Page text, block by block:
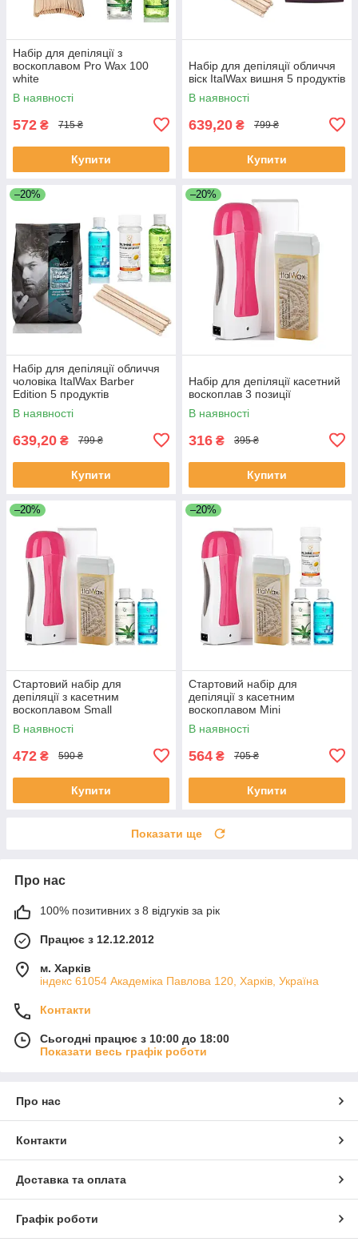
Набір для депіляції з
воскоплавом Pro Wax 100
white
В наявності
572 ₴ 715 ₴
Купити
Набір для депіляції обличчя
віск ItalWax вишня 5 продуктів
В наявності
639,20 ₴ 799 ₴
Купити
–20%
Набір для депіляції обличчя
чоловіка ItalWax Barber
Edition 5 продуктів
В наявності
639,20 ₴ 799 ₴
Купити
–20%
Набір для депіляції касетний
воскоплав 3 позиції
В наявності
316 ₴ 395 ₴
Купити
–20%
Стартовий набір для
депіляції з касетним
воскоплавом Small
В наявності
472 ₴ 590 ₴
Купити
–20%
Стартовий набір для
депіляції з касетним
воскоплавом Mini
В наявності
564 ₴ 705 ₴
Купити
Показати ще
Про нас
100% позитивних з 8 відгуків за рік
Працює з 12.12.2012
м. Харків
індекс 61054 Академіка Павлова 120, Харків, Україна
Контакти
Сьогодні працює з 10:00 до 18:00
Показати весь графік роботи
Про нас
Контакти
Доставка та оплата
Графік роботи